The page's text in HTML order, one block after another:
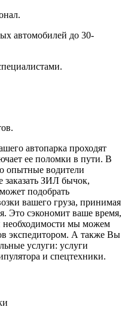
автомобилей до 30-
автопарка проходят
ее поломки в пути. В
опытные водители
заказать ЗИЛ бычок,
подобрать
вашего груза, принимая
Это сэкономит ваше время,
необходимости мы можем
экспедитором. А также Вы
услуги: услуги
и спецтехники.